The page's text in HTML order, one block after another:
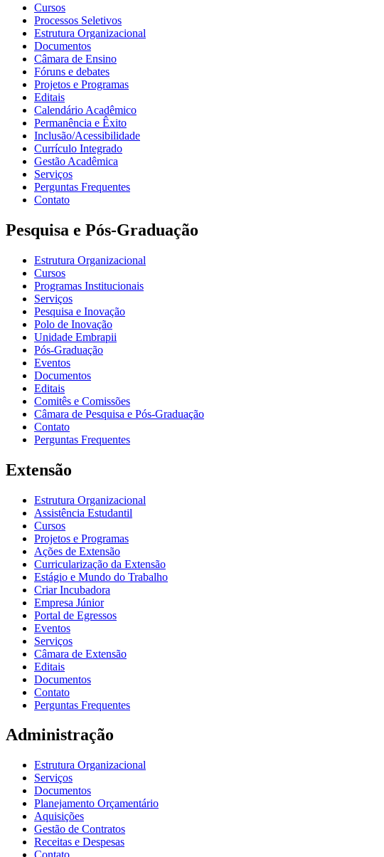
Cursos
Processos Seletivos
Estrutura Organizacional
Documentos
Câmara de Ensino
Fóruns e debates
Projetos e Programas
Editais
Calendário Acadêmico
Permanência e Êxito
Inclusão/Acessibilidade
Currículo Integrado
Gestão Acadêmica
Serviços
Perguntas Frequentes
Contato
Pesquisa e Pós-Graduação
Estrutura Organizacional
Cursos
Programas Institucionais
Serviços
Pesquisa e Inovação
Polo de Inovação
Unidade Embrapii
Pós-Graduação
Eventos
Documentos
Editais
Comitês e Comissões
Câmara de Pesquisa e Pós-Graduação
Contato
Perguntas Frequentes
Extensão
Estrutura Organizacional
Assistência Estudantil
Cursos
Projetos e Programas
Ações de Extensão
Curricularização da Extensão
Estágio e Mundo do Trabalho
Criar Incubadora
Empresa Júnior
Portal de Egressos
Eventos
Serviços
Câmara de Extensão
Editais
Documentos
Contato
Perguntas Frequentes
Administração
Estrutura Organizacional
Serviços
Documentos
Planejamento Orçamentário
Aquisições
Gestão de Contratos
Receitas e Despesas